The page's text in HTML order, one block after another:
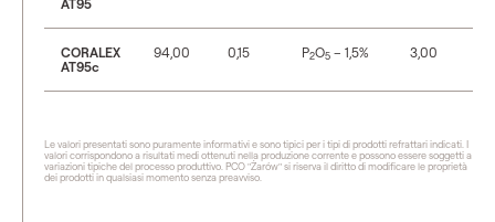
AT95
CORALEX
AT95c
94,00 0,15 P2O5 – 1,5% 3,00
Le valori presentati sono puramente informativi e sono tipici per i tipi di prodotti refrattari indicati. I
valori corrispondono a risultati medi ottenuti nella produzione corrente e possono essere soggetti a
variazioni tipiche del processo produttivo. PCO "Żarów" si riserva il diritto di modificare le proprietà
dei prodotti in qualsiasi momento senza preavviso.